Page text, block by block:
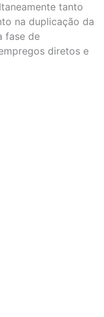
tanto
na duplicação da
fase de
diretos e